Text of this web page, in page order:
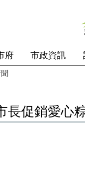
府 市政資訊
促銷愛心